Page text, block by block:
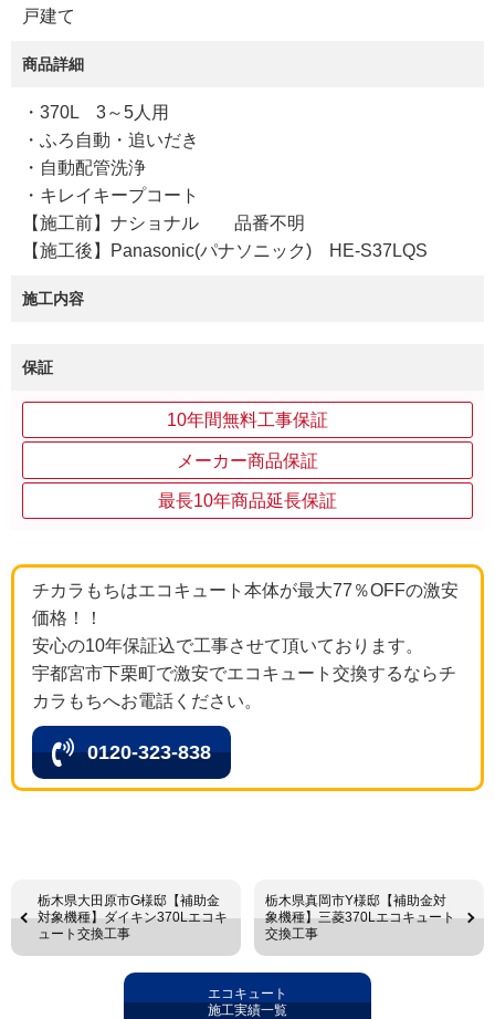
戸建て
商品詳細
・370L 3～5人用
・ふろ自動・追いだき
・自動配管洗浄
・キレイキープコート
【施工前】ナショナル 品番不明
【施工後】Panasonic(パナソニック) HE-S37LQS
施工内容
保証
10年間無料工事保証
メーカー商品保証
最長10年商品延長保証
チカラもちはエコキュート本体が最大77％OFFの激安
価格！！
安心の10年保証込で工事させて頂いております。
宇都宮市下栗町で激安でエコキュート交換するならチ
カラもちへお電話ください。
0120-323-838
栃木県大田原市G様邸【補助金
対象機種】ダイキン370Lエコキ
ュート交換工事
栃木県真岡市Y様邸【補助金対
象機種】三菱370Lエコキュート
交換工事
エコキュート
施工実績一覧